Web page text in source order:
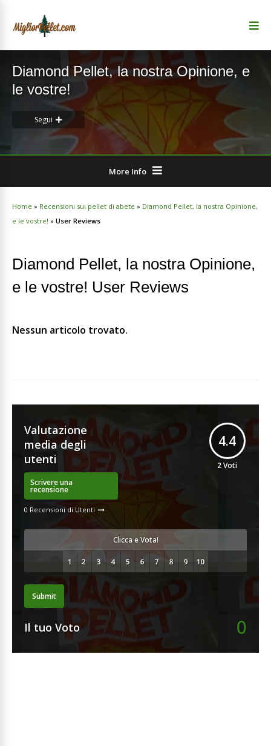
Diamond Pellet, la nostra Opinione, e
le vostre!
Segui
More Info
Home » Recensioni sui pellet di abete » Diamond Pellet, la nostra Opinione,
e le vostre! » User Reviews
Diamond Pellet, la nostra Opinione,
e le vostre! User Reviews
Nessun articolo trovato.
Valutazione
media degli
utenti
Scrivere una
recensione
0 Recensioni di Utenti
4.4
2Voti
Clicca e Vota!
Submit
Il tuo Voto 0